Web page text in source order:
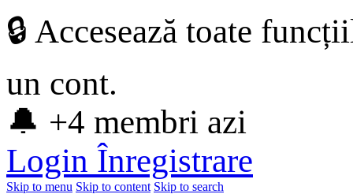
🔒 Accesează toate
un cont.
🔔 +4 membri azi
Login Înregistrare
Skip to menu Skip to content Skip to search